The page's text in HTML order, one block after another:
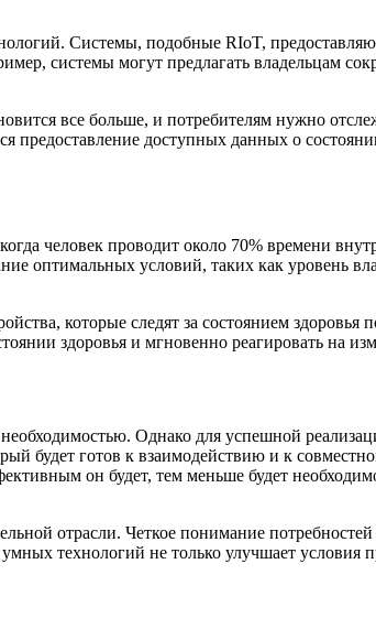
Системы, подобные RIoT,
системы могут предлагать владельцам
все больше, и потребителям нужно
предоставление доступных данных о
человек проводит около 70% времени
оптимальных условий, таких как уровень
которые следят за состоянием здоровья
здоровья и мгновенно реагировать на
Однако для успешной
будет готов к взаимодействию и к
он будет, тем меньше будет
отрасли. Четкое понимание
технологий не только улучшает условия